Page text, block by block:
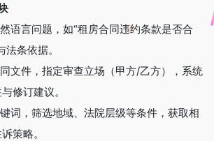
语言问题，如“租房合同违约条款是否合
条依据。
文件，指定审查立场（甲方/乙方），系统
修订建议。
词，筛选地域、法院层级等条件，获取相
策略。